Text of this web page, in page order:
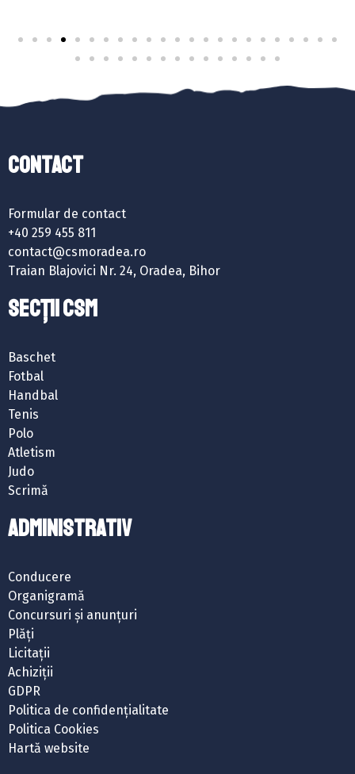
Contact
Formular de contact
+40 259 455 811
contact@csmoradea.ro
Traian Blajovici Nr. 24, Oradea, Bihor
SECȚII CSM
Baschet
Fotbal
Handbal
Tenis
Polo
Atletism
Judo
Scrimă
ADMINISTRATIV
Conducere
Organigramă
Concursuri și anunțuri
Plăți
Licitații
Achiziții
GDPR
Politica de confidențialitate
Politica Cookies
Hartă website